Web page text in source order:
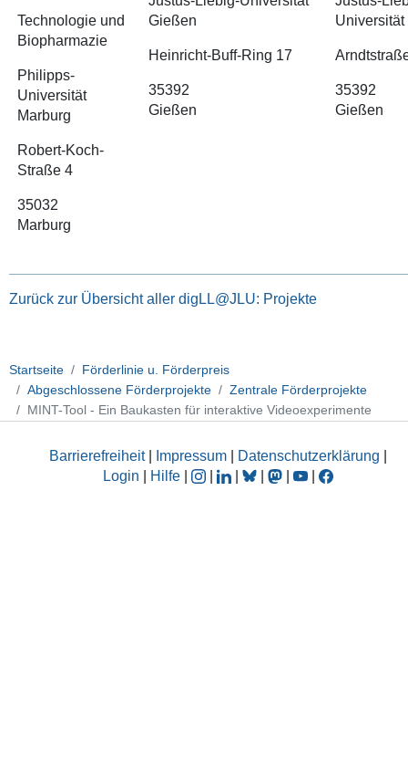
Technologie und
Biopharmazie
Philipps-
Universität
Marburg
Robert-Koch-
Straße 4
35032
Marburg
Gießen
Heinricht-Buff-Ring 17
35392
Gießen
35392
Zurück zur Übersicht aller digLL@JLU: Projekte
Startseite
Förderlinie u. Förderpreis
Abgeschlossene Förderprojekte
Zentrale Förderprojekte
MINT-Tool - Ein Baukasten für interaktive Videoexperimente
Barrierefreiheit| Impressum Datenschutzerklärung
Login
Hilfe